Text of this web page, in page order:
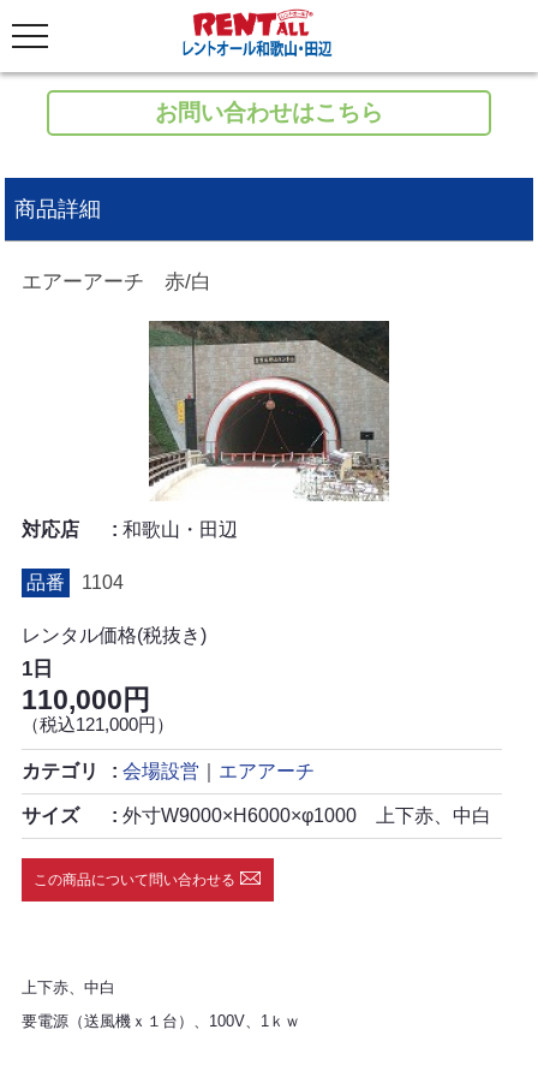
お問い合わせはこちら
商品詳細
エアーアーチ 赤/白
対応店 和歌山・田辺
品番 1104
レンタル価格(税抜き)
1日
110,000円
（税込121,000円）
カテゴリ 会場設営 エアアーチ
サイズ 外寸W9000×H6000×φ1000 上下赤、中白
この商品について問い合わせる
上下赤、中白
要電源（送風機ｘ１台）、100V、1ｋｗ